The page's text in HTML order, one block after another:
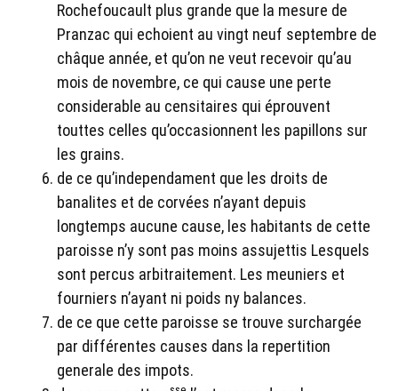
Rochefoucault plus grande que la mesure de
Pranzac qui echoient au vingt neuf septembre de
châque année, et qu’on ne veut recevoir qu’au
mois de novembre, ce qui cause une perte
considerable au censitaires qui éprouvent
touttes celles qu’occasionnent les papillons sur
les grains.
de ce qu’independament que les droits de
banalites et de corvées n’ayant depuis
longtemps aucune cause, les habitants de cette
paroisse n’y sont pas moins assujettis Lesquels
sont percus arbitraitement. Les meuniers et
fourniers n’ayant ni poids ny balances.
de ce que cette paroisse se trouve surchargée
par différentes causes dans la repertition
generale des impots.